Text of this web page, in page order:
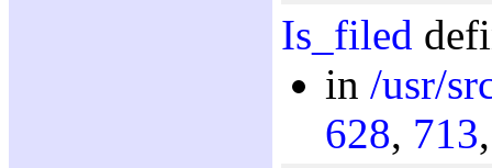
Is_filed
in /usr/
628, 713